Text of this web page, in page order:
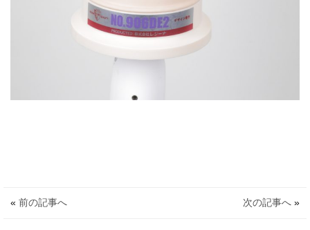
« 前の記事へ 次の記事へ »